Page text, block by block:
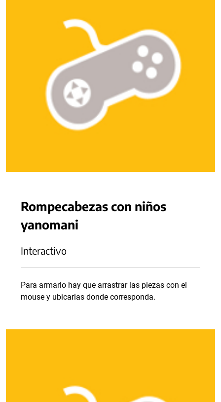
Rompecabezas con niños
yanomani
Interactivo
Para armarlo hay que arrastrar las piezas con el
mouse y ubicarlas donde corresponda.